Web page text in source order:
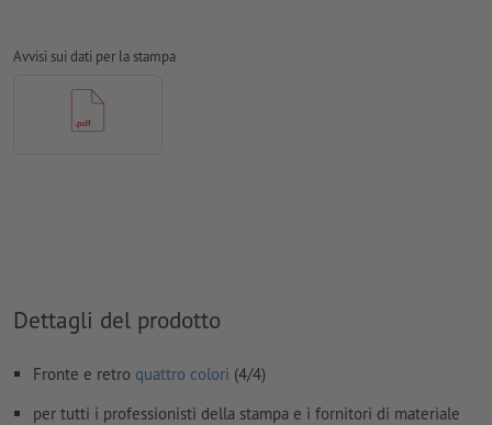
patinate
Non correggiamo
Non controlliamo le
Avvisi sui dati per la stampa
Dettagli del prodotto
Fronte e retro quattro colori (4/4)
per tutti i professionisti della stampa e i fornitori di materiale